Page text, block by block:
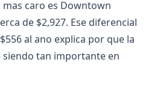
caro es Downtown
de $2,927. Ese diferencial
al ano explica por que la
siendo tan importante en